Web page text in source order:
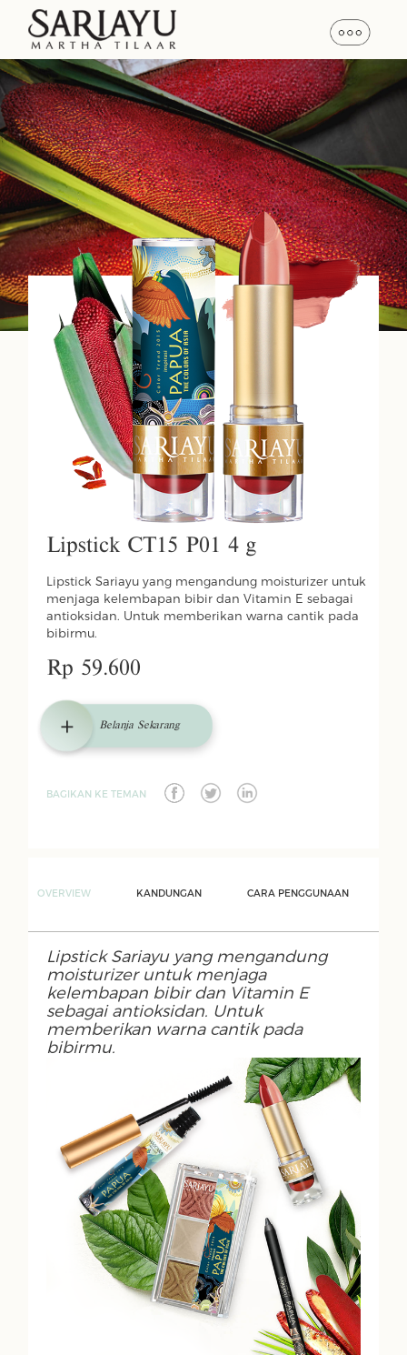
Lipstick CT15 P01 4 g
Lipstick Sariayu yang mengandung moisturizer untuk
menjaga kelembapan bibir dan Vitamin E sebagai
antioksidan. Untuk memberikan warna cantik pada
bibirmu.
Rp 59.600
Belanja Sekarang
BAGIKAN KE TEMAN
OVERVIEW KANDUNGAN CARA PENGGUNAAN
Lipstick Sariayu yang mengandung
moisturizer untuk menjaga
kelembapan bibir dan Vitamin E
sebagai antioksidan. Untuk
memberikan warna cantik pada
bibirmu.